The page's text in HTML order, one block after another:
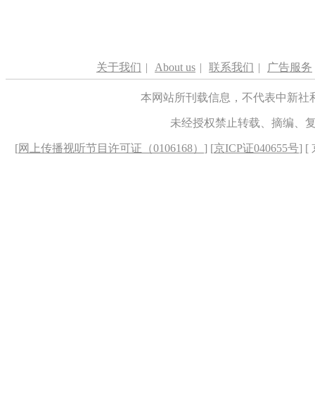
关于我们 | About us | 联系我们 | 广告服务
本网站所刊载信息，不代表中新
未经授权禁止转载、摘编、
[网上传播视听节目许可证（0106168） ] [京ICP证040655号] [